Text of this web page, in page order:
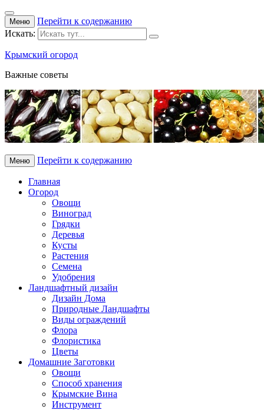
Меню
Перейти к содержанию
Искать:
Крымский огород
Важные советы
Меню Перейти к содержанию
Главная
Огород
Овощи
Виноград
Грядки
Деревья
Кусты
Растения
Семена
Удобрения
Ландшафтный дизайн
Дизайн Дома
Природные Ландшафты
Виды ограждений
Флора
Флористика
Цветы
Домашние Заготовки
Овощи
Способ хранения
Крымские Вина
Инструмент